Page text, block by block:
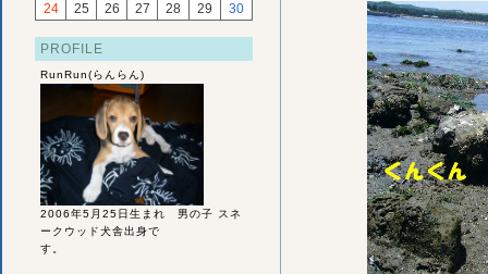
24
25 26 27 28 29 30
PROFILE
RunRun(らんらん)
2006年5月25日生まれ 男の子 スネ
ークウッド犬舎出身で
す。